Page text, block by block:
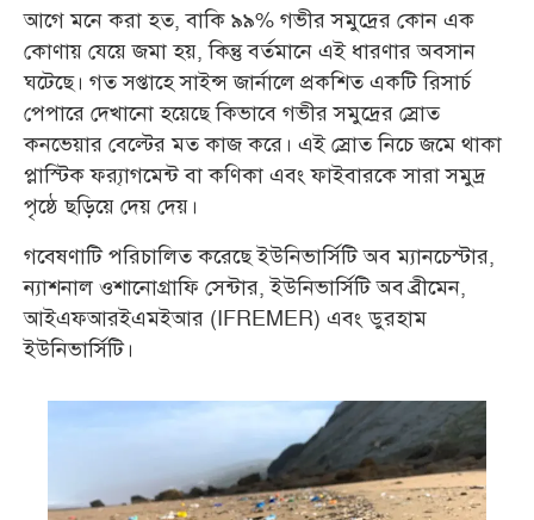
আগে মনে করা হত, বাকি ৯৯% গভীর সমুদ্রের কোন এক
কোণায় যেয়ে জমা হয়, কিন্তু বর্তমানে এই ধারণার অবসান
ঘটেছে। গত সপ্তাহে সাইন্স জার্নালে প্রকশিত একটি রিসার্চ
পেপারে দেখানো হয়েছে কিভাবে গভীর সমুদ্রের স্রোত
কনভেয়ার বেল্টের মত কাজ করে। এই স্রোত নিচে জমে থাকা
প্লাস্টিক ফ্র‍্যাগমেন্ট বা কণিকা এবং ফাইবারকে সারা সমুদ্র
পৃষ্ঠে ছড়িয়ে দেয় দেয়।
গবেষণাটি পরিচালিত করেছে ইউনিভার্সিটি অব ম্যানচেস্টার,
ন্যাশনাল ওশানোগ্রাফি সেন্টার, ইউনিভার্সিটি অব ব্রীমেন,
আইএফআরইএমইআর (IFREMER) এবং ডুরহাম
ইউনিভার্সিটি।